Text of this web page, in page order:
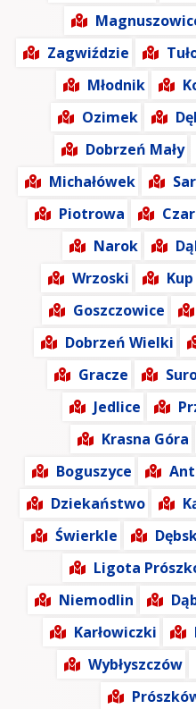
Zagwiździe
Młodnik
Ozimek
Dobrzeń Mały
Michałówek
Piotrowa
Narok
Wrzoski
Kup
Goszczowice
Dobrzeń Wielki
Gracze
Jedlice
Krasna Góra
Boguszyce
Dziekaństwo
Świerkle
Ligota
Niemodlin
Karłowiczki
Wybłyszczów